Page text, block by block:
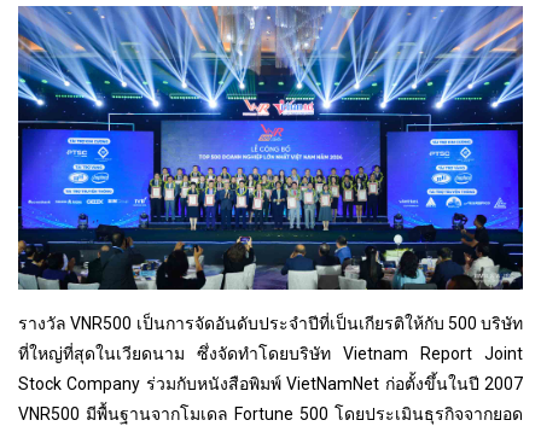
รางวัล VNR500 เป็นการจัดอันดับประจำปีที่เป็นเกียรติให้กับ 500 บริษัท
ที่ใหญ่ที่สุดในเวียดนาม ซึ่งจัดทำโดยบริษัท Vietnam Report Joint
Stock Company ร่วมกับหนังสือพิมพ์ VietNamNet ก่อตั้งขึ้นในปี 2007
VNR500 มีพื้นฐานจากโมเดล Fortune 500 โดยประเมินธุรกิจจากยอด